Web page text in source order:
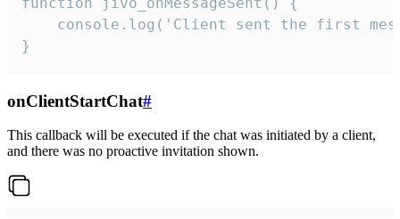
console.log('Client sent the first
}
onClientStartChat#
This callback will be executed if the chat was initiated by a client,
and there was no proactive invitation shown.